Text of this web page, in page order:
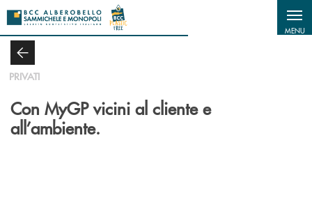
Salta al contenuto principale
MENU
PRIVATI
Con MyGP vicini al cliente e
all’ambiente.